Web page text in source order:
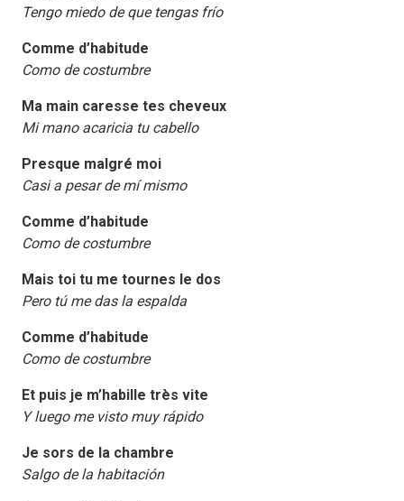
Tengo miedo de que tengas frío
Comme d’habitude
Como de costumbre
Ma main caresse tes cheveux
Mi mano acaricia tu cabello
Presque malgré moi
Casi a pesar de mí mismo
Comme d’habitude
Como de costumbre
Mais toi tu me tournes le dos
Pero tú me das la espalda
Comme d’habitude
Como de costumbre
Et puis je m’habille très vite
Y luego me visto muy rápido
Je sors de la chambre
Salgo de la habitación